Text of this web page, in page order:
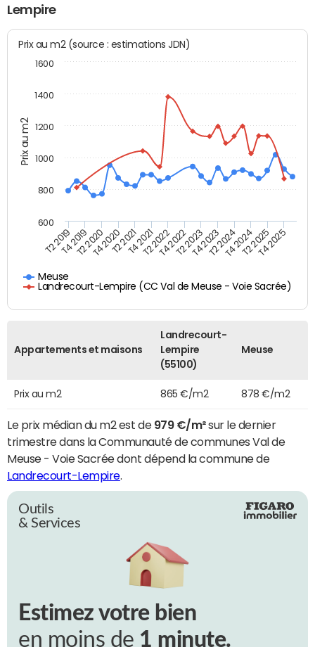
Lempire
Prix au m2
Prix au m2 (source : estimations JDN)
Meuse
Landrecourt-Lempire (CC Val de Meuse - Voie Sacrée)
T2 2019T4 2019T2 2020T4 2020T2 2021T4 2021T2 2022T4 2022T2 2023T4 2023T2 2024T4 2024T2 2025T4 2025
600
800
1000
1200
1400
1600
Appartements et maisons
Landrecourt-
Lempire
(55100)
Meuse
Prix au m2 865 €/m2 878 €/m2
Le prix médian du m2 est de 979 €/m²sur le dernier
trimestre dans la Communauté de communes Val de
Meuse - Voie Sacrée dont dépend la commune de
Landrecourt-Lempire.
Outils
& Services
Estimez votre bien
en moins de 1 minute.